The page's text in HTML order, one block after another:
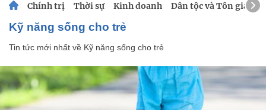
Chính trị Thời sự Kinh doanh Dân tộc và Tôn giáo
Kỹ năng sống cho trẻ
Tin tức mới nhất về Kỹ năng sống cho trẻ